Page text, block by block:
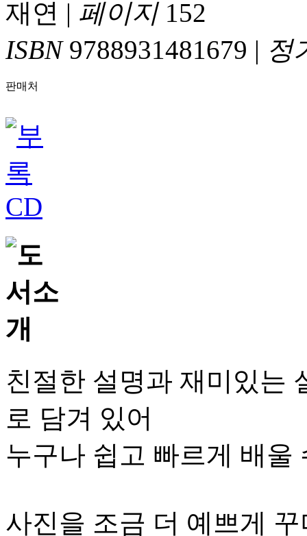
재연 | 페이지152
ISBN9788931481679 | 정
판매처
친절한 설명과 재미있는
로 담겨 있어
누구나 쉽고 빠르게 배울
사진을 조금 더 예쁘게